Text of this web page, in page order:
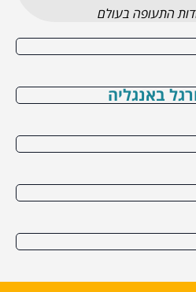
התעופה בעולם
באנגליה